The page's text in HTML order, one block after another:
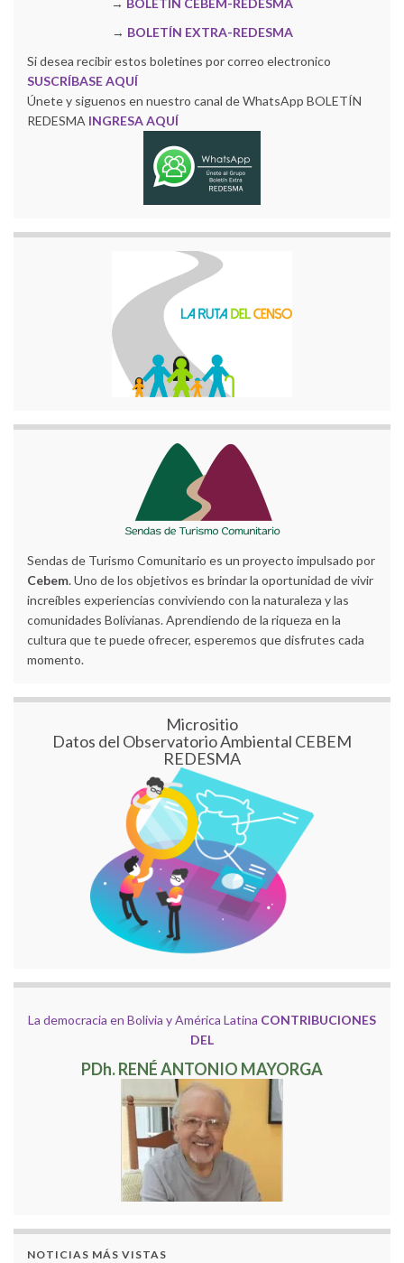
→ BOLETÍN CEBEM-REDESMA
→ BOLETÍN EXTRA-REDESMA
Si desea recibir estos boletines por correo electronico
SUSCRÍBASE AQUÍ
Únete y siguenos en nuestro canal de WhatsApp BOLETÍN
REDESMA INGRESA AQUÍ
Sendas de Turismo Comunitario es un proyecto impulsado por
Cebem. Uno de los objetivos es brindar la oportunidad de vivir
increíbles experiencias conviviendo con la naturaleza y las
comunidades Bolivianas. Aprendiendo de la riqueza en la
cultura que te puede ofrecer, esperemos que disfrutes cada
momento.
Micrositio
Datos del Observatorio Ambiental CEBEM
REDESMA
La democracia en Bolivia y América Latina CONTRIBUCIONES
DEL
PDh. RENÉ ANTONIO MAYORGA
NOTICIAS MÁS VISTAS